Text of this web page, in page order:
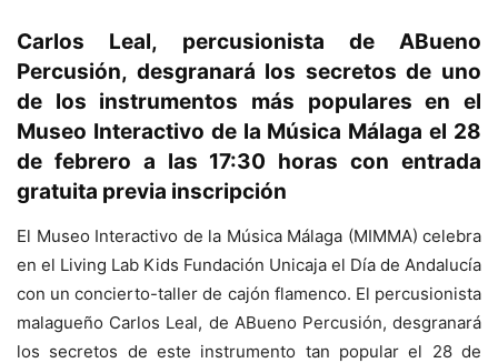
Carlos Leal, percusionista de ABueno
Percusión, desgranará los secretos de uno
de los instrumentos más populares en el
Museo Interactivo de la Música Málaga el 28
de febrero a las 17:30 horas con entrada
gratuita previa inscripción
El Museo Interactivo de la Música Málaga (MIMMA) celebra
en el Living Lab Kids Fundación Unicaja el Día de Andalucía
con un concierto-taller de cajón flamenco. El percusionista
malagueño Carlos Leal, de ABueno Percusión, desgranará
los secretos de este instrumento tan popular el 28 de